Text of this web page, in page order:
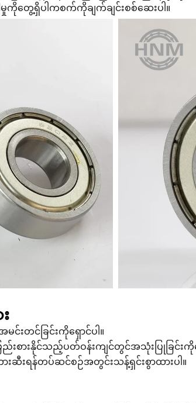
ရှိပါကစက်ကိုချက်ချင်းစစ်ဆေးပါ။
တင်ခြင်းကိုရှောင်ပါ။
ားနိုင်သည့်ပတ်ဝန်းကျင်တွင်အသုံးပြုခြင်းကိုရှ
းဆီးရန်တပ်ဆင်စဉ်အတွင်းသန့်ရှင်းစွာထားပါ။